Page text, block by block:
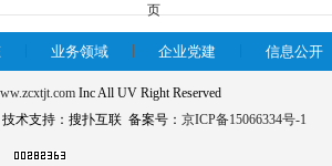
页
业务领域 企业党建 信息公开
Inc All UV Right Reserved
术支持：搜扑互联 备案号： 京ICP备15066334号-1